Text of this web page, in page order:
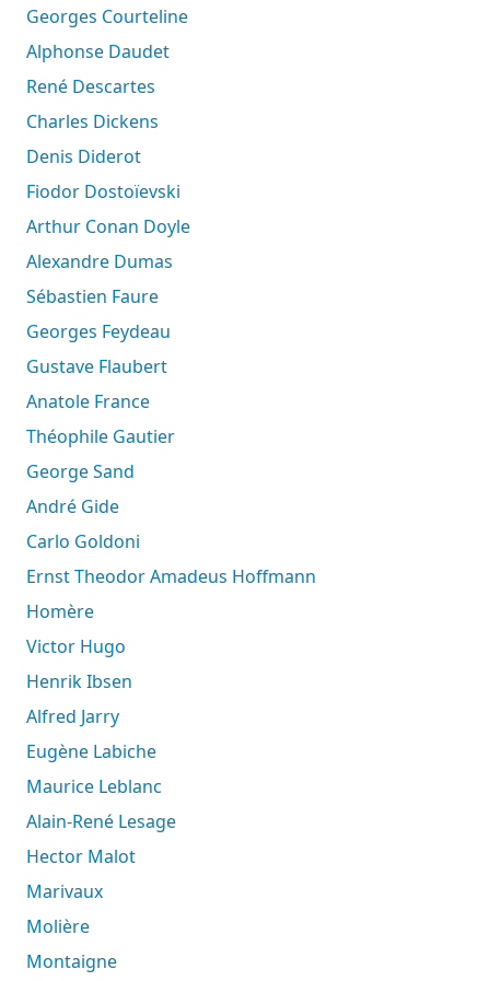
Georges Courteline
Alphonse Daudet
René Descartes
Charles Dickens
Denis Diderot
Fiodor Dostoïevski
Arthur Conan Doyle
Alexandre Dumas
Sébastien Faure
Georges Feydeau
Gustave Flaubert
Anatole France
Théophile Gautier
George Sand
André Gide
Carlo Goldoni
Ernst Theodor Amadeus Hoffmann
Homère
Victor Hugo
Henrik Ibsen
Alfred Jarry
Eugène Labiche
Maurice Leblanc
Alain-René Lesage
Hector Malot
Marivaux
Molière
Montaigne